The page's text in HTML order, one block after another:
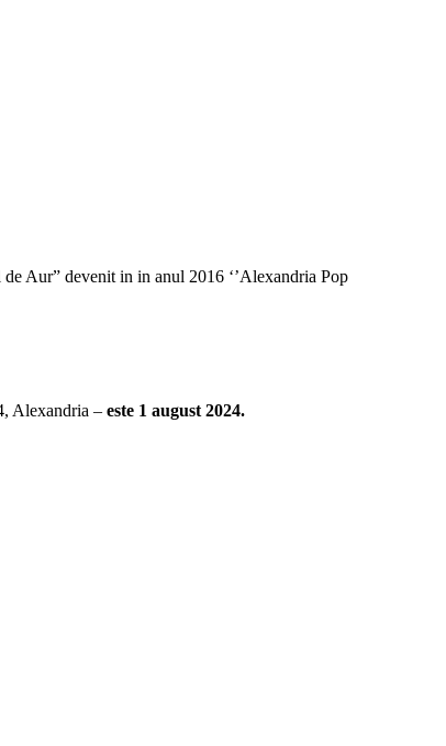
Aur” devenit in in anul 2016 ‘’Alexandria Pop
Alexandria – este 1 august 2024.